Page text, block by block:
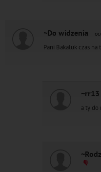
~Do widzenia
Pani Bakaluk czas
~rr13
a ty do